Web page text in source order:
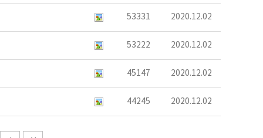
53331 2020.12.02
53222 2020.12.02
45147 2020.12.02
44245 2020.12.02